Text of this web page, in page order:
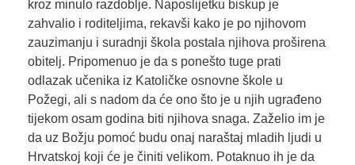
kroz minulo razdoblje. Naposlijetku biskup je
zahvalio i roditeljima, rekavši kako je po njihovom
zauzimanju i suradnji škola postala njihova proširena
obitelj. Pripomenuo je da s ponešto tuge prati
odlazak učenika iz Katoličke osnovne škole u
Požegi, ali s nadom da će ono što je u njih ugrađeno
tijekom osam godina biti njihova snaga. Zaželio im je
da uz Božju pomoć budu onaj naraštaj mladih ljudi u
Hrvatskoj koji će je činiti velikom. Potaknuo ih je da